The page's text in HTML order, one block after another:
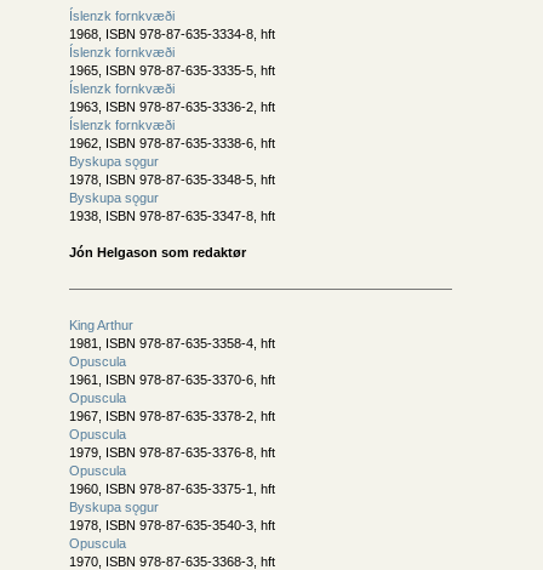
Íslenzk fornkvæði
1968, ISBN 978-87-635-3334-8, hft
Íslenzk fornkvæði
1965, ISBN 978-87-635-3335-5, hft
Íslenzk fornkvæði
1963, ISBN 978-87-635-3336-2, hft
Íslenzk fornkvæði
1962, ISBN 978-87-635-3338-6, hft
Byskupa sǫgur
1978, ISBN 978-87-635-3348-5, hft
Byskupa sǫgur
1938, ISBN 978-87-635-3347-8, hft
Jón Helgason som redaktør
King Arthur
1981, ISBN 978-87-635-3358-4, hft
Opuscula
1961, ISBN 978-87-635-3370-6, hft
Opuscula
1967, ISBN 978-87-635-3378-2, hft
Opuscula
1979, ISBN 978-87-635-3376-8, hft
Opuscula
1960, ISBN 978-87-635-3375-1, hft
Byskupa sǫgur
1978, ISBN 978-87-635-3540-3, hft
Opuscula
1970, ISBN 978-87-635-3368-3, hft